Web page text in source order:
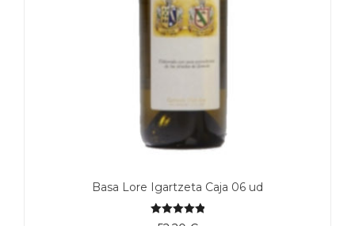
Basa Lore Igartzeta Caja 06 ud
5.00de 5